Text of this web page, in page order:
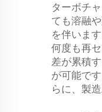
ターボチ
ても溶融
を伴いま
何度も再
差が累積
が可能で
らに、製